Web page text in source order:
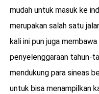
mudah untuk masuk ke
merupakan salah satu
kali ini pun juga
penyelenggaraan tahun-
mendukung para sineas
untuk bisa menampilkan